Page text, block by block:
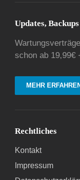
Updates,
schon ab 19,99€
MEHR
Rechtliches
Kontakt
Impressum